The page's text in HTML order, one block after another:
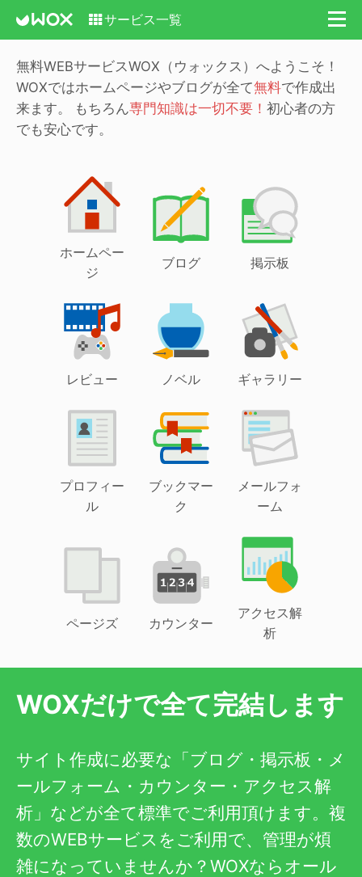
サービス一覧
無料WEBサービスWOX（ウォックス）へようこそ！
WOXではホームページやブログが全て無料で作成出
来ます。
もちろん専門知識は一切不要！ 初心者の方
でも安心です。
ホームペー
ジ
ブログ 掲示板
レビュー ノベル ギャラリー
プロフィー
ル
ブックマー
ク
メールフォ
ーム
ページズ カウンター
アクセス解
析
WOXだけで全て完結します
サイト作成に必要な「ブログ・掲示板・メ
ールフォーム・カウンター・アクセス解
析」などが全て標準でご利用頂けます。複
数のWEBサービスをご利用で、管理が煩
雑になっていませんか？WOXならオール